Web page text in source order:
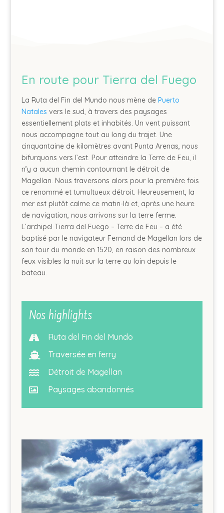
En route pour Tierra del Fuego
La Ruta del Fin del Mundo nous mène de Puerto
Natales vers le sud, à travers des paysages
essentiellement plats et inhabités. Un vent puissant
nous accompagne tout au long du trajet. Une
cinquantaine de kilomètres avant Punta Arenas, nous
bifurquons vers l’est. Pour atteindre la Terre de Feu, il
n’y a aucun chemin contournant le détroit de
Magellan. Nous traversons alors pour la première fois
ce renommé et tumultueux détroit. Heureusement, la
mer est plutôt calme ce matin-là et, après une heure
de navigation, nous arrivons sur la terre ferme.
L’archipel Tierra del Fuego – Terre de Feu – a été
baptisé par le navigateur Fernand de Magellan lors de
son tour du monde en 1520, en raison des nombreux
feux visibles la nuit sur la terre au loin depuis le
bateau.
Nos highlights
 Ruta del Fin del Mundo
 Traversée en ferry
 Détroit de Magellan
 Paysages abandonnés